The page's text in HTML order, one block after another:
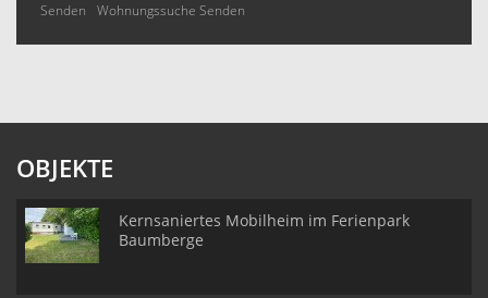
Senden
Wohnungssuche Senden
OBJEKTE
Kernsaniertes Mobilheim im Ferienpark
Baumberge